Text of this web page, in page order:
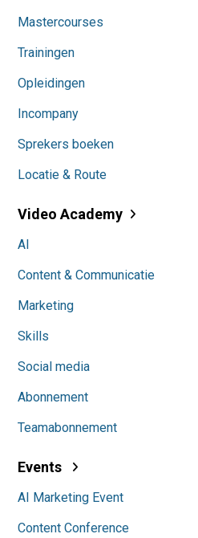
Mastercourses
Trainingen
Opleidingen
Incompany
Sprekers boeken
Locatie & Route
Video Academy
AI
Content & Communicatie
Marketing
Skills
Social media
Abonnement
Teamabonnement
Events
AI Marketing Event
Content Conference